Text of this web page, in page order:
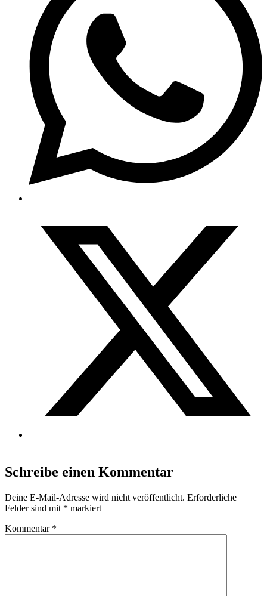
Schreibe einen Kommentar
Deine E-Mail-Adresse wird nicht veröffentlicht. Erforderliche
Felder sind mit * markiert
Kommentar *